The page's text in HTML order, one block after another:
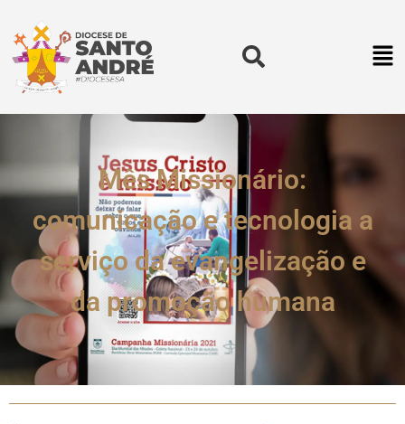
Mês Missionário:
comunicação e tecnologia a
serviço da evangelização e
da promoção humana